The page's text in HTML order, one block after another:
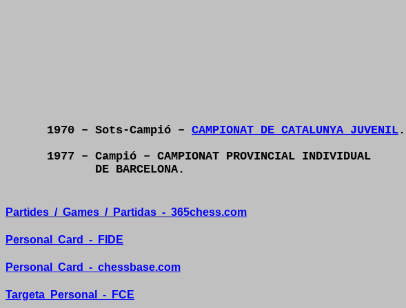
1970 – Sots-Campió – CAMPIONAT DE CATALUNYA JUVENIL .
1977 – Campió – CAMPIONAT PROVINCIAL INDIVIDUAL
DE BARCELONA.
Partides / Games / Partidas - 365chess.com
Personal Card - FIDE
Personal Card - chessbase.com
Targeta Personal - FCE